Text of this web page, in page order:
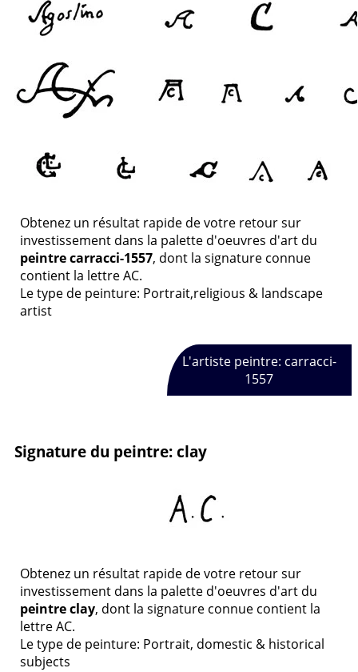
Obtenez un résultat rapide de votre retour sur
investissement dans la palette d'oeuvres d'art du
peintre carracci-1557, dont la signature connue
contient la lettre AC.
Le type de peinture: Portrait,religious & landscape
artist
L'artiste peintre: carracci-
1557
Signature du peintre: clay
Obtenez un résultat rapide de votre retour sur
investissement dans la palette d'oeuvres d'art du
peintre clay, dont la signature connue contient la
lettre AC.
Le type de peinture: Portrait, domestic & historical
subjects